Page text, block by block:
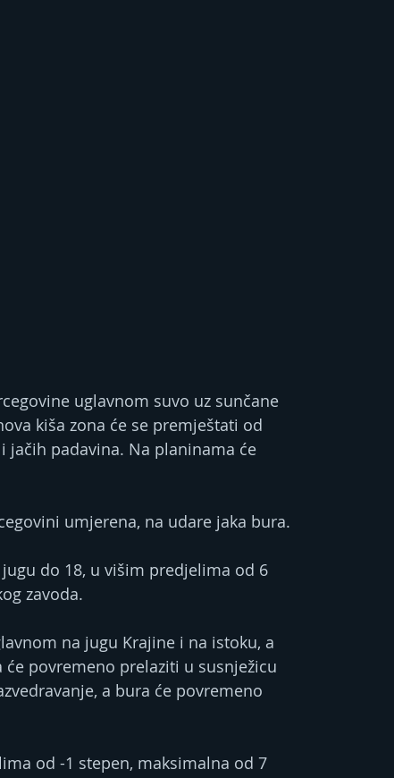
uglavnom suvo uz sunčane
kiša zona će se premještati od
jačih padavina. Na planinama će
umjerena, na udare jaka bura.
do 18, u višim predjelima od 6
zavoda.
na jugu Krajine i na istoku, a
povremeno prelaziti u susnježicu
a bura će povremeno
od -1 stepen, maksimalna od 7